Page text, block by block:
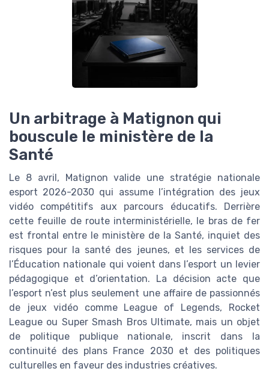
Un arbitrage à Matignon qui
bouscule le ministère de la
Santé
Le 8 avril, Matignon valide une stratégie nationale
esport 2026-2030 qui assume l’intégration des jeux
vidéo compétitifs aux parcours éducatifs. Derrière
cette feuille de route interministérielle, le bras de fer
est frontal entre le ministère de la Santé, inquiet des
risques pour la santé des jeunes, et les services de
l’Éducation nationale qui voient dans l’esport un levier
pédagogique et d’orientation. La décision acte que
l’esport n’est plus seulement une affaire de passionnés
de jeux vidéo comme League of Legends, Rocket
League ou Super Smash Bros Ultimate, mais un objet
de politique publique nationale, inscrit dans la
continuité des plans France 2030 et des politiques
culturelles en faveur des industries créatives.